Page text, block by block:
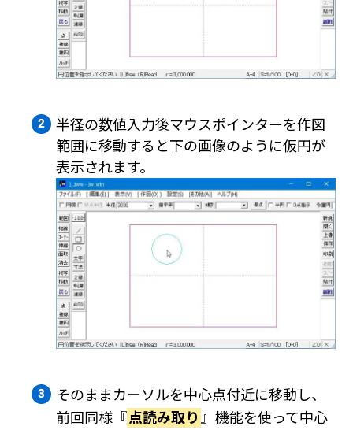
半径の数値入力後マウスポインターを作図
範囲に移動すると下の画像のように仮円が
表示されます。
そのままカーソルを中心点付近に移動し、
前回同様『点読み取り 』機能を使って中心